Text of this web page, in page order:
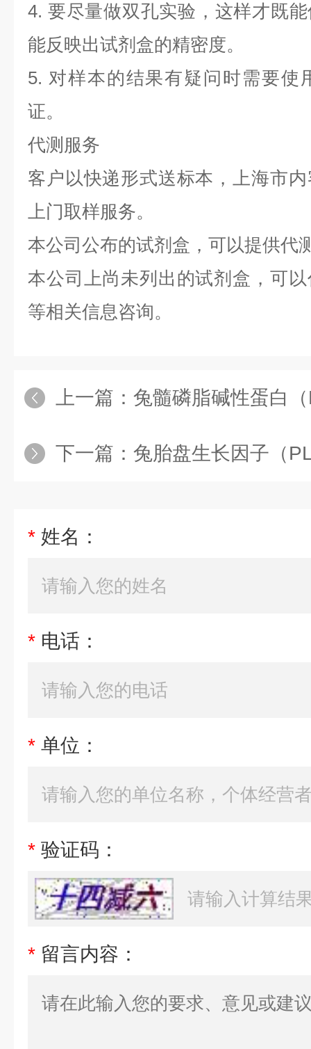
4. 要尽量做双孔实验，这样才既
能反映出试剂盒的精密度。
5. 对样本的结果有疑问时需要使
证。
代测服务
客户以快递形式送标本，上海市
上门取样服务。
本公司公布的试剂盒，可以提供代
本公司上尚未列出的试剂盒，可
等相关信息咨询。
上一篇： 兔髓磷脂碱性蛋白（
下一篇： 兔胎盘生长因子（
* 姓名：
* 电话：
* 单位：
* 验证码：
* 留言内容：